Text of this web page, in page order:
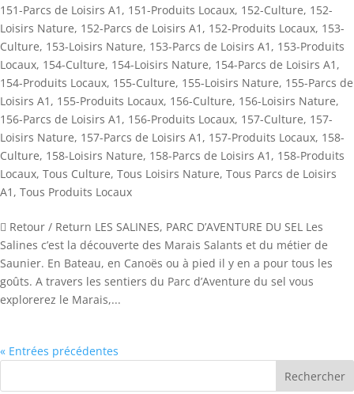
151-Parcs de Loisirs A1 , 151-Produits Locaux, 152-Culture, 152-
Loisirs Nature, 152-Parcs de Loisirs A1 , 152-Produits Locaux, 153-
Culture, 153-Loisirs Nature, 153-Parcs de Loisirs A1 , 153-Produits
Locaux, 154-Culture, 154-Loisirs Nature, 154-Parcs de Loisirs A1 ,
154-Produits Locaux, 155-Culture, 155-Loisirs Nature, 155-Parcs de
Loisirs A1 , 155-Produits Locaux, 156-Culture, 156-Loisirs Nature,
156-Parcs de Loisirs A1 , 156-Produits Locaux, 157-Culture, 157-
Loisirs Nature, 157-Parcs de Loisirs A1 , 157-Produits Locaux, 158-
Culture, 158-Loisirs Nature, 158-Parcs de Loisirs A1 , 158-Produits
Locaux, Tous Culture, Tous Loisirs Nature, Tous Parcs de Loisirs
A1 , Tous Produits Locaux
 Retour / Return LES SALINES, PARC D’AVENTURE DU SEL Les
Salines c’est la découverte des Marais Salants et du métier de
Saunier. En Bateau, en Canoës ou à pied il y en a pour tous les
goûts. A travers les sentiers du Parc d’Aventure du sel vous
explorerez le Marais,...
« Entrées précédentes
Rechercher